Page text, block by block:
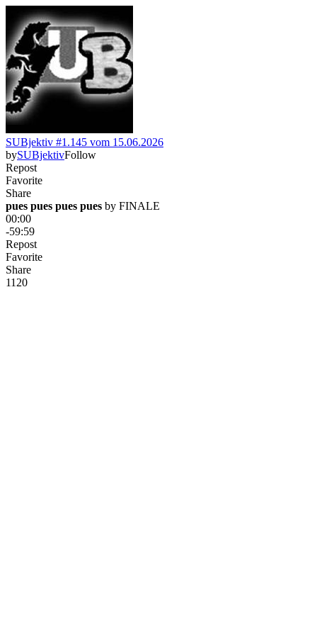
SUBjektiv #1.145 vom 15.06.2026
bySUBjektivFollow
Repost
Favorite
Share
pues pues pues pues by FINALE
00:00
-59:59
Repost
Favorite
Share
1120